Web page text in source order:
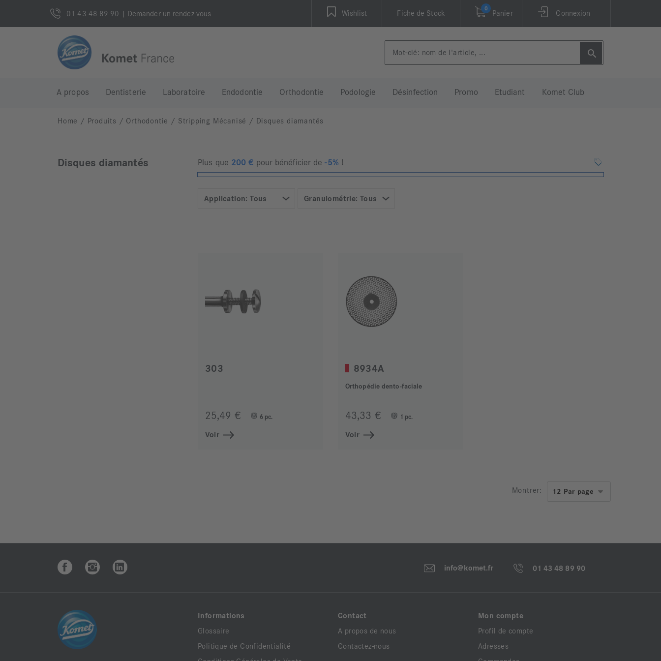
01 43 48 89 90 | Demander un rendez-vous Wishlist Fiche de Stock
0
Panier Connexion
A propos Dentisterie Laboratoire Endodontie Orthodontie Podologie Désinfection Promo Etudiant Komet Club
Home / Produits / Orthodontie / Stripping Mécanisé / Disques diamantés
Disques diamantés Plus que 200 € pour bénéficier de-5% !
Application: Tous Granulométrie: Tous
303
25,49 € 6 pc.
Voir
8934A
Orthopédie dento-faciale
43,33 € 1 pc.
Voir
Montrer:
info@komet.fr 01 43 48 89 90
Informations
Glossaire
Politique de Confidentialité
Contact
A propos de nous
Contactez-nous
Mon compte
Profil de compte
Adresses